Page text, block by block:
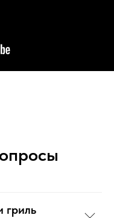
гриль